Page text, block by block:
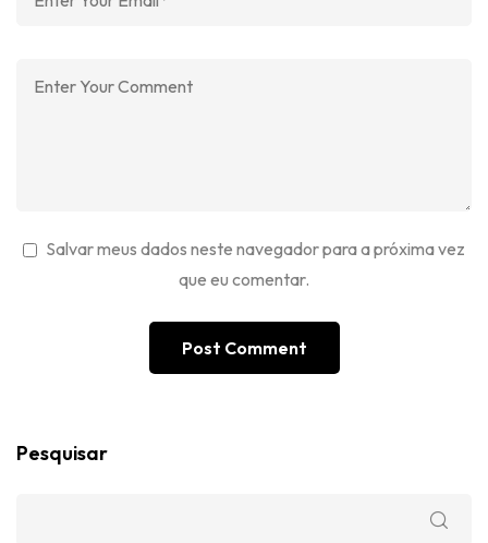
Salvar meus dados neste navegador para a próxima vez
que eu comentar.
Pesquisar